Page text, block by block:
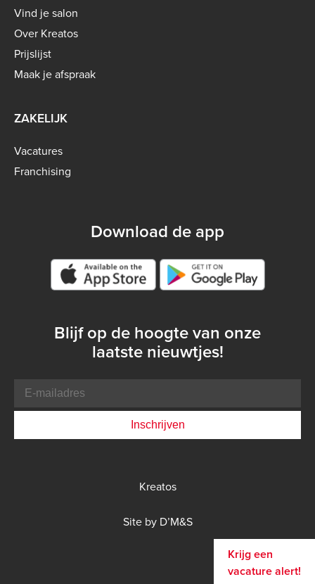
Footer
menu
-
B2C
Vind je salon
Over Kreatos
Prijslijst
Maak je afspraak
ZAKELIJK
Vacatures
Franchising
Download de app
Google play store
Blijf op de hoogte van onze
laatste nieuwtjes!
mailadres
Kreatos
Site by D’M&S
Krijg een
vacature alert!